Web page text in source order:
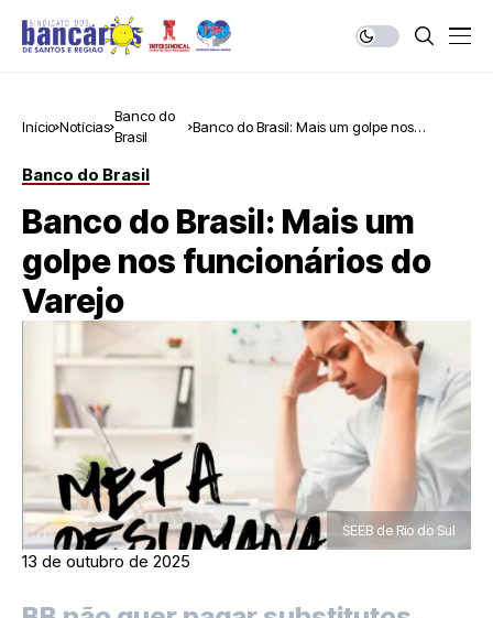
Início Notícias
Banco do
Brasil
Banco do Brasil: Mais um golpe nos
Banco do Brasil
Banco do Brasil: Mais um
golpe nos funcionários do
Varejo
SEEB de Rio do Sul
13 de outubro de 2025